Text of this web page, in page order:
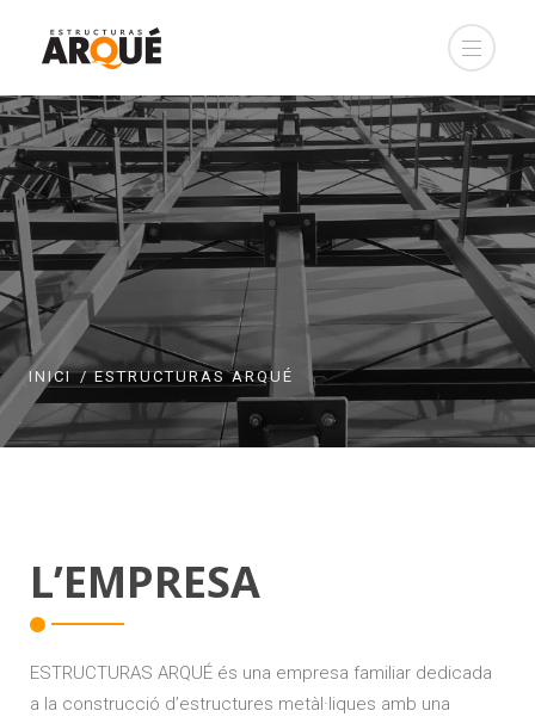
INICI ESTRUCTURAS ARQUÉ
L’EMPRESA
ESTRUCTURAS ARQUÉ és una empresa familiar dedicada
a la construcció d’estructures metàl·liques amb una